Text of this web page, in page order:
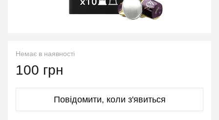
Немає в наявності
100 грн
Повідомити, коли з'явиться